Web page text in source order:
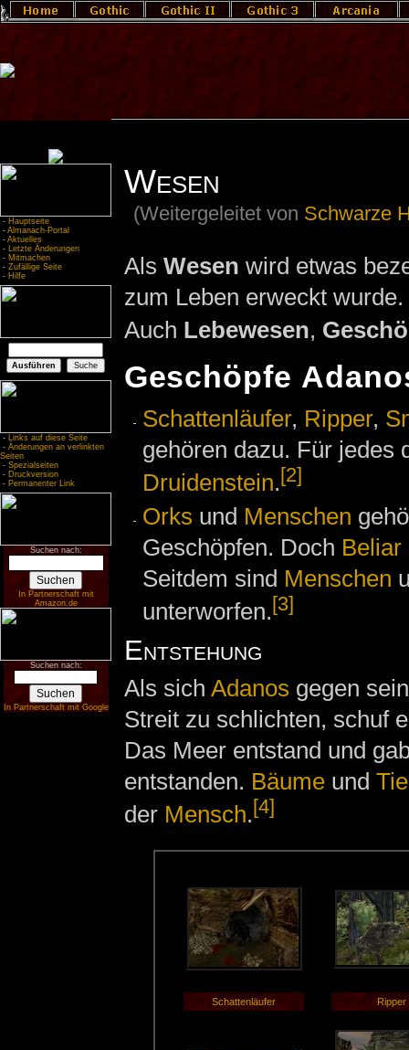
- Hauptseite
- Almanach-Portal
- Aktuelles
- Letzte Änderungen
- Mitmachen
- Zufällige Seite
- Hilfe
- Links auf diese Seite
- Änderungen an verlinkten
Seiten
- Spezialseiten
- Druckversion
- Permanenter Link
Suchen nach:
In Partnerschaft mit
Amazon.de
Suchen nach:
In Partnerschaft mit Google
Wesen
(Weitergeleitet von Schwarze
Als Wesen wird etwas
zum Leben erweckt
Auch Lebewesen,
Geschöpfe
Schattenläufer, Ripper,
gehören dazu. Für jedes
Druidenstein.[2]
Orks und Menschen
Geschöpfen. Doch Beliar
Seitdem sind Menschen
unterworfen. [3]
Entstehung
Als sich Adanos gegen
Streit zu schlichten, schuf
Das Meer entstand und
entstanden. Bäumeund
der Mensch.[4]
Schattenläufer Ripper